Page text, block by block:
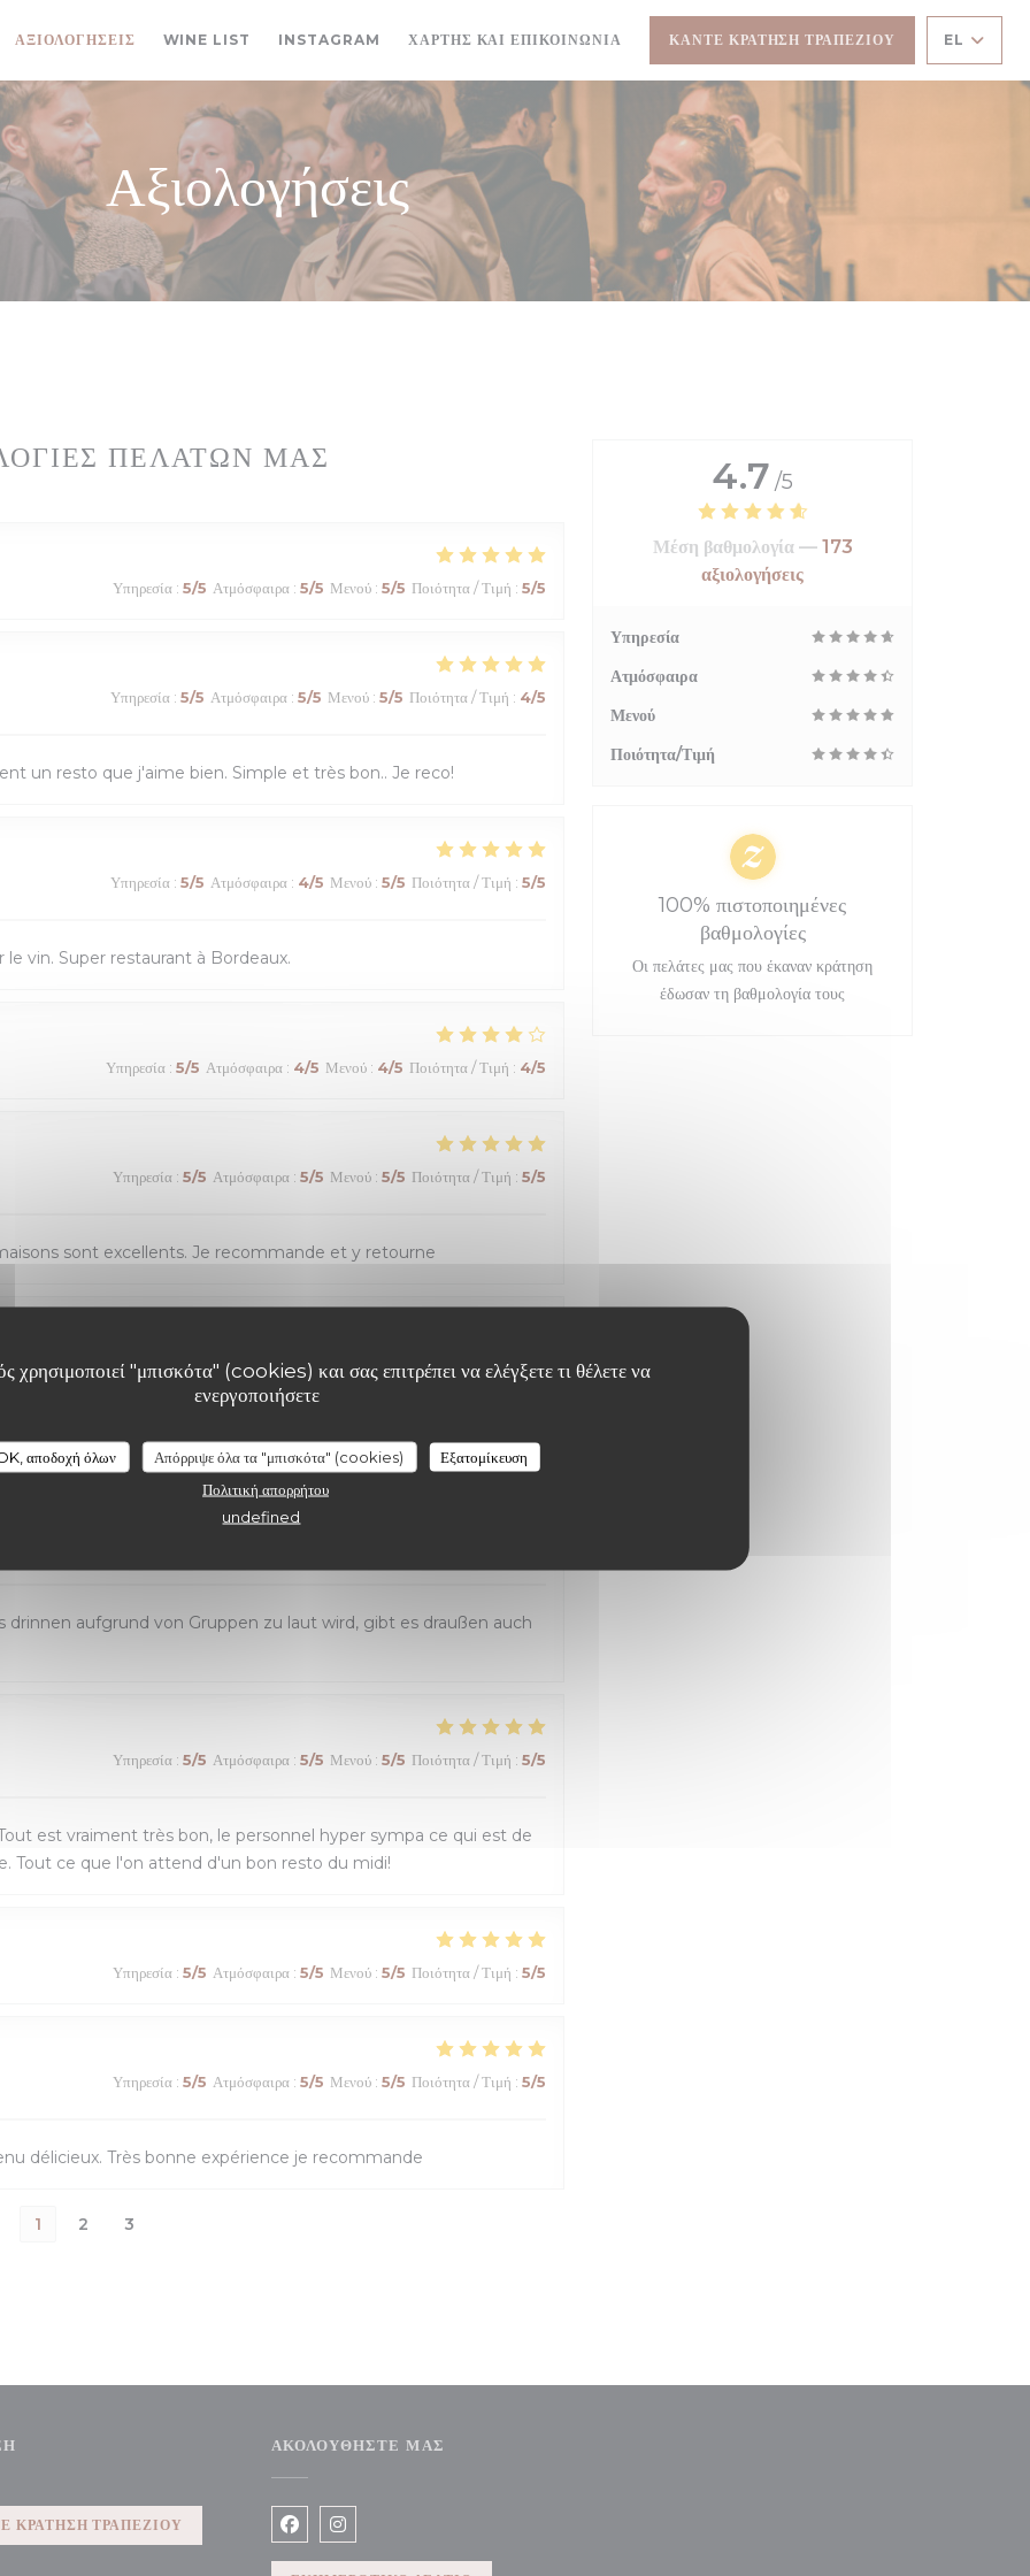
χρησιμοποιεί "μπισκότα" (cookies) και σας επιτρέπει να ελέγξετε τι θέλετε να
ενεργοποιήσετε
αποδοχή όλων Απόρριψε όλα τα "μπισκότα" (cookies)
Εξατομίκευση
Πολιτική απορρήτου
undefined
ΑΞΙΟΛΟΓΉΣΕΙΣ WINE LIST ((ΑΝΟΊΓΕΙ ΣΕ ΝΈΟ ΠΑΡΆΘΥΡΟ))
INSTAGRAM ((ΑΝΟΊΓΕΙ ΣΕ ΝΈΟ ΠΑΡΆΘΥΡΟ))
ΧΆΡΤΗΣ ΚΑΙ ΕΠΙΚΟΙΝΩΝΊΑ ΚΆΝΤΕ ΚΡΆΤΗΣΗ ΤΡΑΠΕΖΙΟΎ EL
Αξιολογήσεις
ΠΕΛΑΤΏΝ ΜΑΣ
Υπηρεσία : 5/5 Ατμόσφαιρα : 5/5 Μενού : 5/5 Ποιότητα / Τιμή : 5/5
Υπηρεσία : 5/5 Ατμόσφαιρα : 5/5 Μενού : 5/5 Ποιότητα / Τιμή : 4/5
un resto que j'aime bien. Simple et très bon.. Je reco!
Υπηρεσία : 5/5 Ατμόσφαιρα : 4/5 Μενού : 5/5 Ποιότητα / Τιμή : 5/5
vin. Super restaurant à Bordeaux.
Υπηρεσία : 5/5 Ατμόσφαιρα : 4/5 Μενού : 4/5 Ποιότητα / Τιμή : 4/5
Υπηρεσία : 5/5 Ατμόσφαιρα : 5/5 Μενού : 5/5 Ποιότητα / Τιμή : 5/5
sont excellents. Je recommande et y retourne
Υπηρεσία 5 Ατμόσφαιρα 5/5 Ποιότητα / Τιμή 5
très polis et respectueux. Nous recommandons
drinnen aufgrund von Gruppen zu laut wird, gibt es draußen auch
Υπηρεσία : 5/5 Ατμόσφαιρα : 5/5 Μενού : 5/5 Ποιότητα / Τιμή : 5/5
est vraiment très bon, le personnel hyper sympa ce qui est de
Tout ce que l'on attend d'un bon resto du midi!
Υπηρεσία : 5/5 Ατμόσφαιρα : 5/5 Μενού : 5/5 Ποιότητα / Τιμή : 5/5
Υπηρεσία : 5/5 Ατμόσφαιρα : 5/5 Μενού : 5/5 Ποιότητα / Τιμή : 5/5
délicieux. Très bonne expérience je recommande
1 2 3
4.7 /5
Μέση βαθμολογία — 173
αξιολογήσεις
Υπηρεσία
Ατμόσφαιρα
Μενού
Ποιότητα/Τιμή
100% πιστοποιημένες
βαθμολογίες
Οι πελάτες μας που έκαναν κράτηση
έδωσαν τη βαθμολογία τους
ΚΡΆΤΗΣΗ ΤΡΑΠΕΖΙΟΎ
ΑΚΟΛΟΥΘΉΣΤΕ ΜΑΣ
Facebook ((ανοίγει σε νέο παράθυρο))
Instagram ((ανοίγει σε νέο παράθυρο))